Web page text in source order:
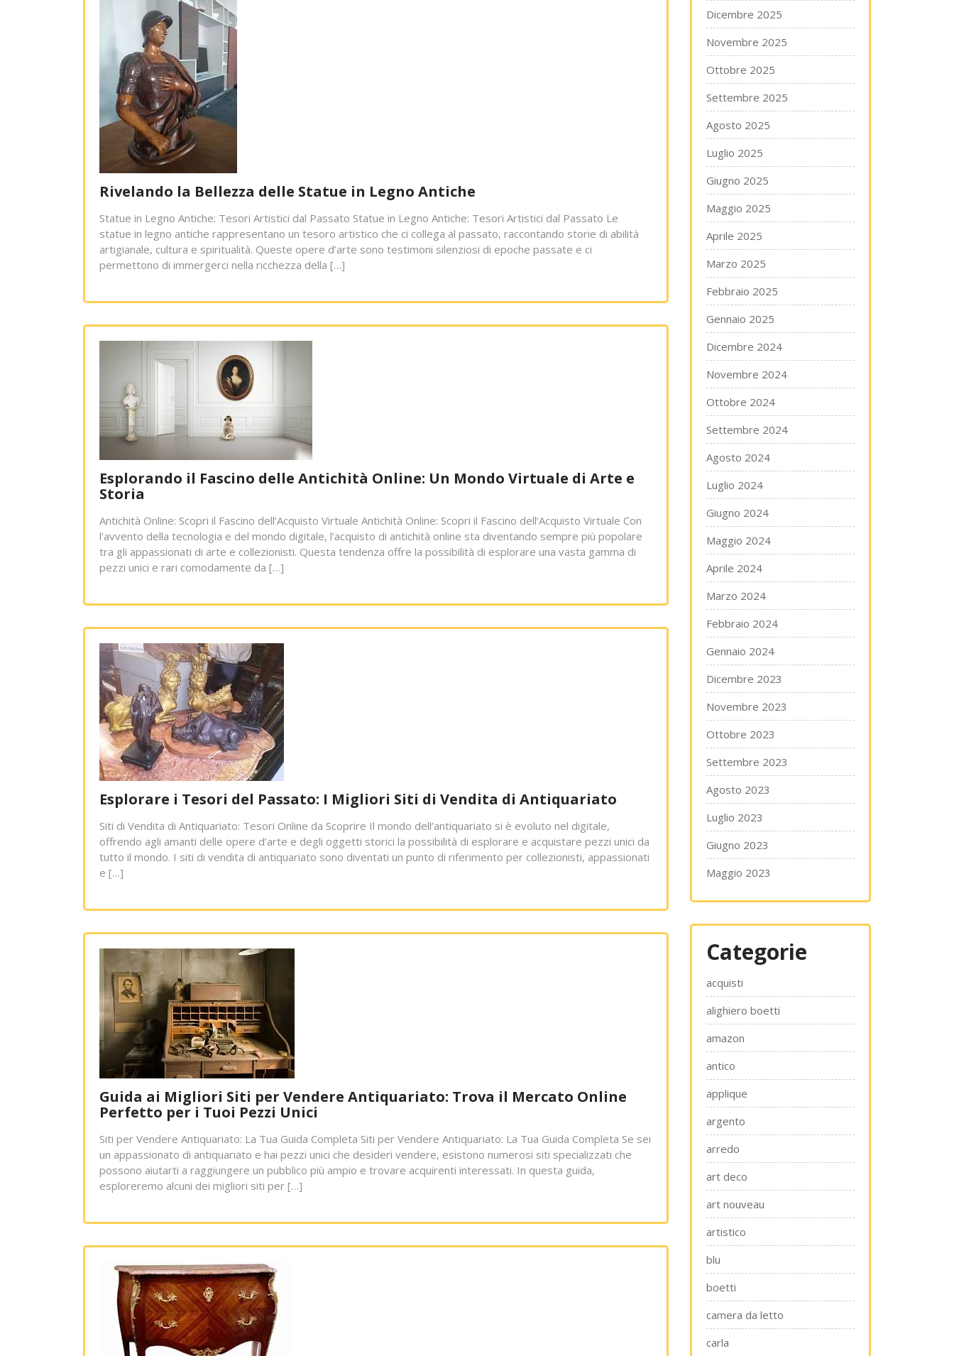
Rivelando la Bellezza delle Statue in Legno Antiche
Statue in Legno Antiche: Tesori Artistici dal Passato Statue in Legno Antiche: Tesori Artistici dal Passato Le
statue in legno antiche rappresentano un tesoro artistico che ci collega al passato, raccontando storie di abilità
artigianale, cultura e spiritualità. Queste opere d’arte sono testimoni silenziosi di epoche passate e ci
permettono di immergerci nella ricchezza della […]
Esplorando il Fascino delle Antichità Online: Un Mondo Virtuale di Arte e
Storia
Antichità Online: Scopri il Fascino dell’Acquisto Virtuale Antichità Online: Scopri il Fascino dell’Acquisto Virtuale Con
l’avvento della tecnologia e del mondo digitale, l’acquisto di antichità online sta diventando sempre più popolare
tra gli appassionati di arte e collezionisti. Questa tendenza offre la possibilità di esplorare una vasta gamma di
pezzi unici e rari comodamente da […]
Esplorare i Tesori del Passato: I Migliori Siti di Vendita di Antiquariato
Siti di Vendita di Antiquariato: Tesori Online da Scoprire Il mondo dell’antiquariato si è evoluto nel digitale,
offrendo agli amanti delle opere d’arte e degli oggetti storici la possibilità di esplorare e acquistare pezzi unici da
tutto il mondo. I siti di vendita di antiquariato sono diventati un punto di riferimento per collezionisti, appassionati
e […]
Guida ai Migliori Siti per Vendere Antiquariato: Trova il Mercato Online
Perfetto per i Tuoi Pezzi Unici
Siti per Vendere Antiquariato: La Tua Guida Completa Siti per Vendere Antiquariato: La Tua Guida Completa Se sei
un appassionato di antiquariato e hai pezzi unici che desideri vendere, esistono numerosi siti specializzati che
possono aiutarti a raggiungere un pubblico più ampio e trovare acquirenti interessati. In questa guida,
esploreremo alcuni dei migliori siti per […]
Dicembre 2025
Novembre 2025
Ottobre 2025
Settembre 2025
Agosto 2025
Luglio 2025
Giugno 2025
Maggio 2025
Aprile 2025
Marzo 2025
Febbraio 2025
Gennaio 2025
Dicembre 2024
Novembre 2024
Ottobre 2024
Settembre 2024
Agosto 2024
Luglio 2024
Giugno 2024
Maggio 2024
Aprile 2024
Marzo 2024
Febbraio 2024
Gennaio 2024
Dicembre 2023
Novembre 2023
Ottobre 2023
Settembre 2023
Agosto 2023
Luglio 2023
Giugno 2023
Maggio 2023
Categorie
acquisti
alighiero boetti
amazon
antico
applique
argento
arredo
art deco
art nouveau
artistico
blu
boetti
camera da letto
carla